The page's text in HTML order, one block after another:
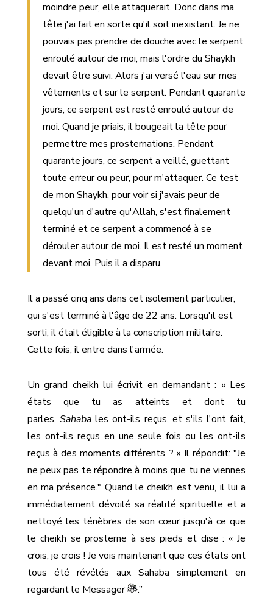
moindre peur, elle attaquerait. Donc dans ma
tête j'ai fait en sorte qu'il soit inexistant. Je ne
pouvais pas prendre de douche avec le serpent
enroulé autour de moi, mais l'ordre du Shaykh
devait être suivi. Alors j'ai versé l'eau sur mes
vêtements et sur le serpent. Pendant quarante
jours, ce serpent est resté enroulé autour de
moi. Quand je priais, il bougeait la tête pour
permettre mes prosternations. Pendant
quarante jours, ce serpent a veillé, guettant
toute erreur ou peur, pour m'attaquer. Ce test
de mon Shaykh, pour voir si j'avais peur de
quelqu'un d'autre qu'Allah, s'est finalement
terminé et ce serpent a commencé à se
dérouler autour de moi. Il est resté un moment
devant moi. Puis il a disparu.
Il a passé cinq ans dans cet isolement particulier,
qui s'est terminé à l'âge de 22 ans. Lorsqu'il est
sorti, il était éligible à la conscription militaire.
Cette fois, il entre dans l'armée.
Un grand cheikh lui écrivit en demandant : « Les
états que tu as atteints et dont tu
parles, Sahabales ont-ils reçus, et s'ils l'ont fait,
les ont-ils reçus en une seule fois ou les ont-ils
reçus à des moments différents ? » Il répondit: "Je
ne peux pas te répondre à moins que tu ne viennes
en ma présence." Quand le cheikh est venu, il lui a
immédiatement dévoilé sa réalité spirituelle et a
nettoyé les ténèbres de son cœur jusqu'à ce que
le cheikh se prosterne à ses pieds et dise : « Je
crois, je crois ! Je vois maintenant que ces états ont
tous été révélés aux Sahaba simplement en
regardant le Messager
.”